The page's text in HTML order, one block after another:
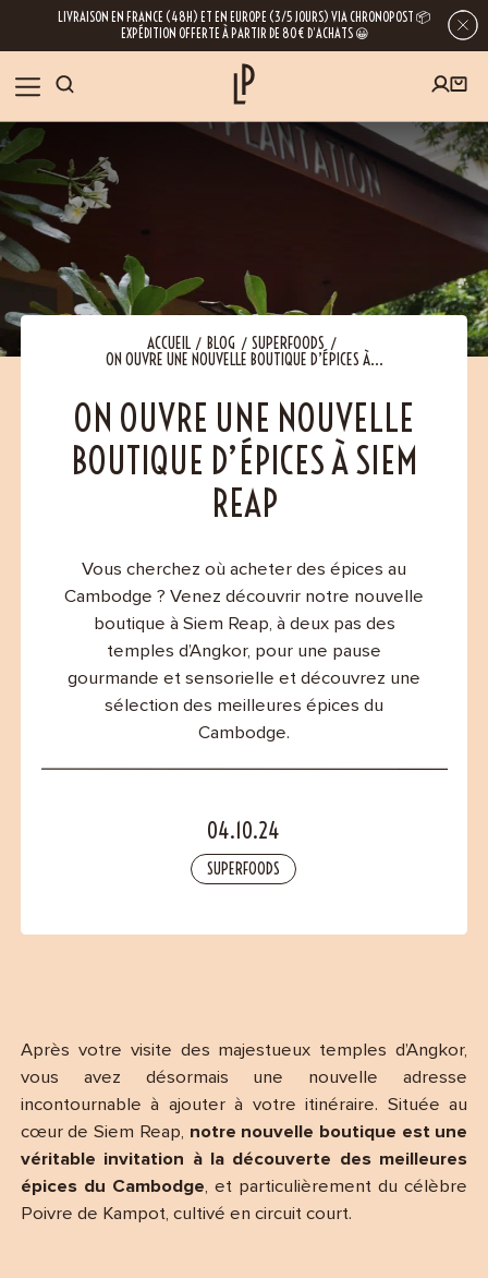
LIVRAISON EN FRANCE (48H) ET EN EUROPE (3/5 JOURS) VIA CHRONOPOST 📦
EXPÉDITION OFFERTE À PARTIR DE 80€ D’ACHATS 😀
NOS ÉPICES
RECETTES
BLOG
À PROPOS
NOUS RENDRE VISITE
Contact
ACCUEIL BLOG SUPERFOODS
ON OUVRE UNE NOUVELLE BOUTIQUE D’ÉPICES À...
ON OUVRE UNE NOUVELLE
BOUTIQUE D’ÉPICES À SIEM
REAP
Vous cherchez où acheter des épices au
Cambodge ? Venez découvrir notre nouvelle
boutique à Siem Reap, à deux pas des
temples d’Angkor, pour une pause
gourmande et sensorielle et découvrez une
sélection des meilleures épices du
Cambodge.
04.10.24
SUPERFOODS
Après votre visite des majestueux temples d’Angkor,
vous avez désormais une nouvelle adresse
incontournable à ajouter à votre itinéraire. Située au
cœur de Siem Reap, notre nouvelle boutique est une
véritable invitation à la découverte des meilleures
épices du Cambodge, et particulièrement du célèbre
Poivre de Kampot, cultivé en circuit court.
INSCRIVEZ-VOUS À LA NEWSLETTER
En laissant votre e-mail, vous obtenez l’accès à nos newsletters riches en
conseils, inspirations et informations sur nos dernières nouveautés. Bien sûr, se